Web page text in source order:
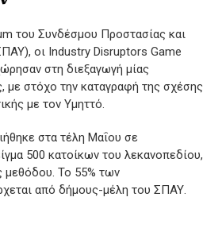
του Συνδέσμου Προστασίας και
οι Industry Disruptors Game
στη διεξαγωγή μίας
με στόχο την καταγραφή της σχέσης
με τον Υμηττό.
στα τέλη Μαΐου σε
500 κατοίκων του λεκανοπεδίου,
μεθόδου. Το 55% των
από δήμους-μέλη του ΣΠΑΥ.